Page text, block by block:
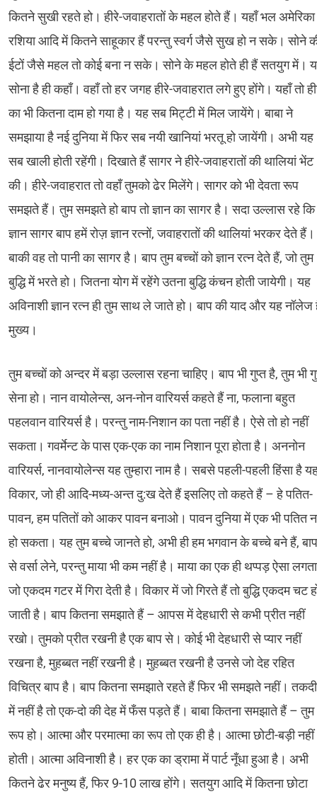
कितने सुखी रहते हो। हीरे-जवाहरातों के महल होते हैं। यहाँ भल अमेरिका
रशिया आदि में कितने साहूकार हैं परन्तु स्वर्ग जैसे सुख हो न सके। सोने
ईटों जैसे महल तो कोई बना न सके। सोने के महल होते ही हैं सतयुग में।
सोना है ही कहाँ। वहाँ तो हर जगह हीरे-जवाहरात लगे हुए होंगे। यहाँ तो
का भी कितना दाम हो गया है। यह सब मिट्टी में मिल जायेंगे। बाबा ने
समझाया है नई दुनिया में फिर सब नयी खानियां भरतू हो जायेंगी। अभी यह
सब खाली होती रहेंगी। दिखाते हैं सागर ने हीरे-जवाहरातों की थालियां भेंट
की। हीरे-जवाहरात तो वहाँ तुमको ढेर मिलेंगे। सागर को भी देवता रूप
समझते हैं। तुम समझते हो बाप तो ज्ञान का सागर है। सदा उल्लास रहे कि
ज्ञान सागर बाप हमें रोज़ ज्ञान रत्नों, जवाहरातों की थालियां भरकर देते हैं।
बाकी वह तो पानी का सागर है। बाप तुम बच्चों को ज्ञान रत्न देते हैं, जो तुम
बुद्धि में भरते हो। जितना योग में रहेंगे उतना बुद्धि कंचन होती जायेगी। यह
अविनाशी ज्ञान रत्न ही तुम साथ ले जाते हो। बाप की याद और यह नॉलेज
मुख्य।
तुम बच्चों को अन्दर में बड़ा उल्लास रहना चाहिए। बाप भी गुप्त है, तुम भी
सेना हो। नान वायोलेन्स, अन-नोन वारियर्स कहते हैं ना, फलाना बहुत
पहलवान वारियर्स है। परन्तु नाम-निशान का पता नहीं है। ऐसे तो हो नहीं
सकता। गवर्मेन्ट के पास एक-एक का नाम निशान पूरा होता है। अननोन
वारियर्स, नानवायोलेन्स यह तुम्हारा नाम है। सबसे पहली-पहली हिंसा है
विकार, जो ही आदि-मध्य-अन्त दु:ख देते हैं इसलिए तो कहते हैं – हे पतित-
पावन, हम पतितों को आकर पावन बनाओ। पावन दुनिया में एक भी पतित
हो सकता। यह तुम बच्चे जानते हो, अभी ही हम भगवान के बच्चे बने हैं, बाप
से वर्सा लेने, परन्तु माया भी कम नहीं है। माया का एक ही थप्पड़ ऐसा
जो एकदम गटर में गिरा देती है। विकार में जो गिरते हैं तो बुद्धि एकदम चट
जाती है। बाप कितना समझाते हैं – आपस में देहधारी से कभी प्रीत नहीं
रखो। तुमको प्रीत रखनी है एक बाप से। कोई भी देहधारी से प्यार नहीं
रखना है, मुहब्बत नहीं रखनी है। मुहब्बत रखनी है उनसे जो देह रहित
विचित्र बाप है। बाप कितना समझाते रहते हैं फिर भी समझते नहीं।
में नहीं है तो एक-दो की देह में फँस पड़ते हैं। बाबा कितना समझाते हैं – तुम
रूप हो। आत्मा और परमात्मा का रूप तो एक ही है। आत्मा छोटी-बड़ी नहीं
होती। आत्मा अविनाशी है। हर एक का ड्रामा में पार्ट नूँधा हुआ है। अभी
कितने ढेर मनुष्य हैं, फिर 9-10 लाख होंगे। सतयुग आदि में कितना छोटा